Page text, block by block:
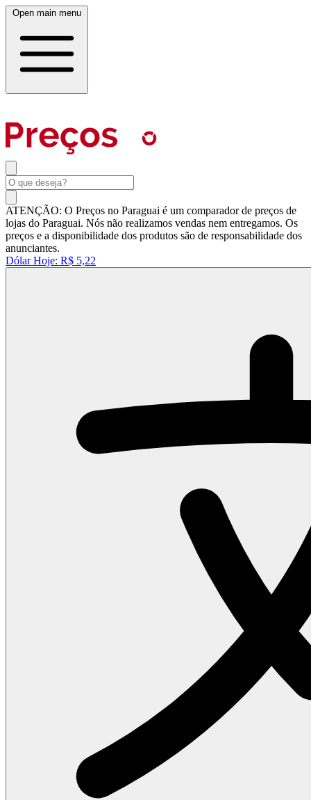
Open main menu
ATENÇÃO: O Preços no Paraguai é um comparador de preços de
lojas do Paraguai. Nós não realizamos vendas nem entregamos. Os
preços e a disponibilidade dos produtos são de responsabilidade dos
anunciantes.
Dólar Hoje: R$ 5,22